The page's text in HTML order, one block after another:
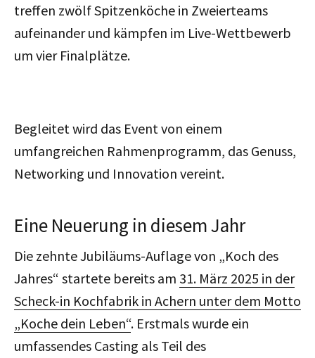
treffen zwölf Spitzenköche in Zweierteams
aufeinander und kämpfen im Live-Wettbewerb
um vier Finalplätze.
Begleitet wird das Event von einem
umfangreichen Rahmenprogramm, das Genuss,
Networking und Innovation vereint.
Eine Neuerung in diesem Jahr
Die zehnte Jubiläums-Auflage von „Koch des
Jahres“ startete bereits am 31. März 2025 in der
Scheck-in Kochfabrik in Achern unter dem Motto
„Koche dein Leben“. Erstmals wurde ein
umfassendes Casting als Teil des